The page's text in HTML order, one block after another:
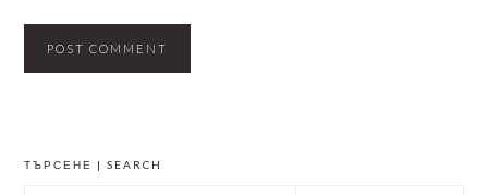
ТЪРСЕНЕ | SEARCH